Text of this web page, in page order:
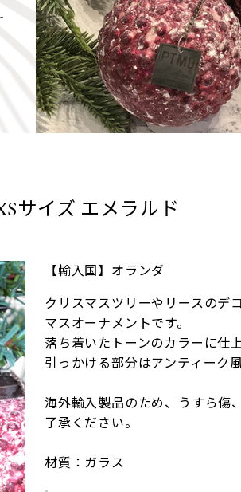
サイズ エメラルド
【輸入国】オランダ
クリスマスツリーやリースのデ
マスオーナメントです。
落ち着いたトーンのカラーに仕
引っかける部分はアンティーク
海外輸入製品のため、うすら傷
了承ください。
材質：ガラス